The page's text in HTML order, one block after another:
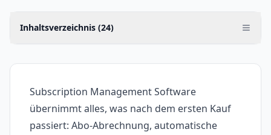
Inhaltsverzeichnis (24)
Subscription Management Software
übernimmt alles, was nach dem ersten Kauf
passiert: Abo-Abrechnung, automatische